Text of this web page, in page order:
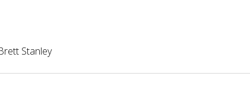
Stanley